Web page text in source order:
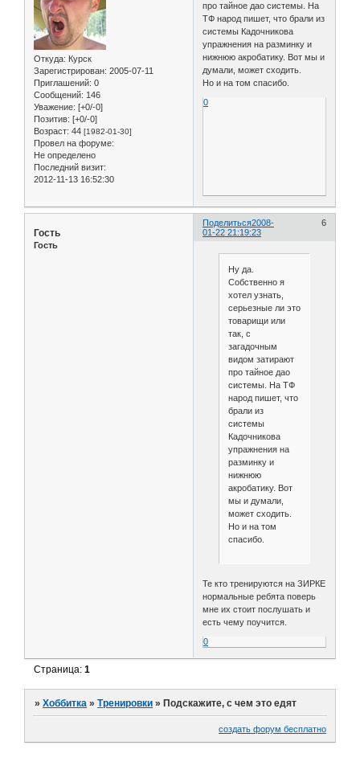
Откуда: Курск
Зарегистрирован: 2005-07-11
Приглашений: 0
Сообщений: 146
Уважение: [+0/-0]
Позитив: [+0/-0]
Возраст: 44 [1982-01-30]
Провел на форуме:
Не определено
Последний визит:
2012-11-13 16:52:30
про тайное дао системы. На
ТФ народ пишет, что брали из
системы Кадочникова
упражнения на разминку и
нижнюю акробатику. Вот мы и
думали, может сходить.
Но и на том спасибо.
0
Поделиться 6
2008-
01-22 21:19:23
Гость
Гость
Ну да.
Собственно я
хотел узнать,
серьезные ли это
товарищи или
так, с
загадочным
видом затирают
про тайное дао
системы. На ТФ
народ пишет, что
брали из
системы
Кадочникова
упражнения на
разминку и
нижнюю
акробатику. Вот
мы и думали,
может сходить.
Но и на том
спасибо.
Те кто тренируются на ЗИРКЕ
нормальные ребята поверь
мне их стоит послушать и
есть чему поучится.
0
Страница:1
»Хоббитка »Тренировки » Подскажите, с чем это едят
создать форум бесплатно